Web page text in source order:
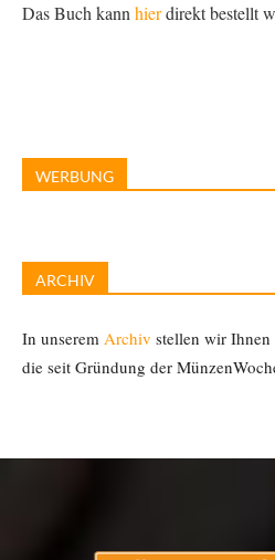
Das Buch kann hierdirekt bestellt
WERBUNG
ARCHIV
In unserem Archiv stellen wir
die seit Gründung der